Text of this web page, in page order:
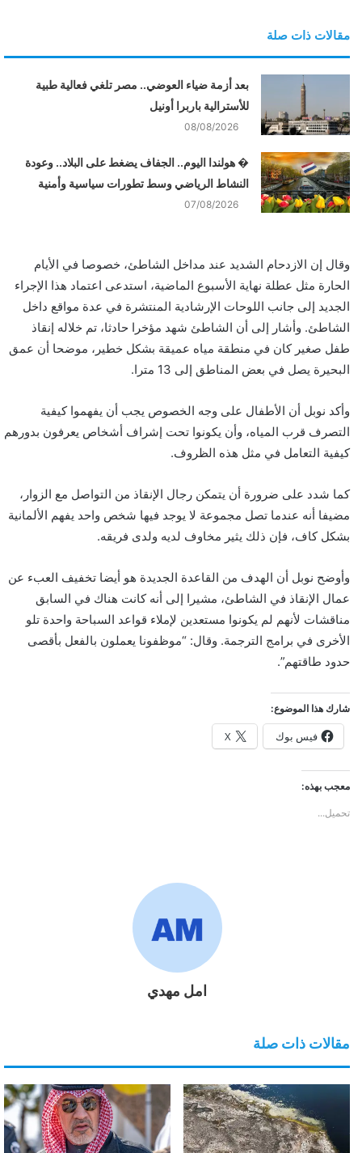
مقالات ذات صلة
بعد أزمة ضياء العوضي.. مصر تلغي فعالية طبية
للأسترالية باربرا أونيل
08/08/2026
� هولندا اليوم.. الجفاف يضغط على البلاد.. وعودة
النشاط الرياضي وسط تطورات سياسية وأمنية
07/08/2026
وقال إن الازدحام الشديد عند مداخل الشاطئ، خصوصا في الأيام
الحارة مثل عطلة نهاية الأسبوع الماضية، استدعى اعتماد هذا الإجراء
الجديد إلى جانب اللوحات الإرشادية المنتشرة في عدة مواقع داخل
الشاطئ. وأشار إلى أن الشاطئ شهد مؤخرا حادثا، تم خلاله إنقاذ
طفل صغير كان في منطقة مياه عميقة بشكل خطير، موضحا أن عمق
البحيرة يصل في بعض المناطق إلى 13 مترا.
وأكد نوبل أن الأطفال على وجه الخصوص يجب أن يفهموا كيفية
التصرف قرب المياه، وأن يكونوا تحت إشراف أشخاص يعرفون بدورهم
كيفية التعامل في مثل هذه الظروف.
كما شدد على ضرورة أن يتمكن رجال الإنقاذ من التواصل مع الزوار،
مضيفا أنه عندما تصل مجموعة لا يوجد فيها شخص واحد يفهم الألمانية
بشكل كاف، فإن ذلك يثير مخاوف لديه ولدى فريقه.
وأوضح نوبل أن الهدف من القاعدة الجديدة هو أيضا تخفيف العبء عن
عمال الإنقاذ في الشاطئ، مشيرا إلى أنه كانت هناك في السابق
مناقشات لأنهم لم يكونوا مستعدين لإملاء قواعد السباحة واحدة تلو
الأخرى في برامج الترجمة. وقال: “موظفونا يعملون بالفعل بأقصى
حدود طاقتهم”.
شارك هذا الموضوع:
فيس بوك X
معجب بهذه:
تحميل...
امل مهدي
مقالات ذات صلة